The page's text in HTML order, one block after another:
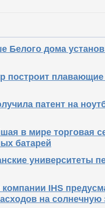
Белого дома
построит
патент на
в мире торговая
батарей
университеты
IHS
на солнечную